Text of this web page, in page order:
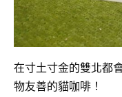
在寸土寸金的雙北都
物友善的貓咖啡！